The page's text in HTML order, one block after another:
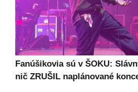
Fanúšikovia sú v ŠOKU:
nič ZRUŠIL naplánované